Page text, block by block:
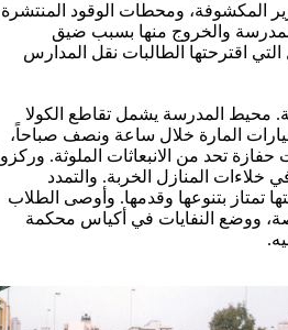
المكشوفة، ومحطات الوقود المنتشرة
المدرسة والخروج منها بسبب ضيق
اقترحتها الطالبات نقل المدارس
محيط المدرسة يشمل تقاطع الكولا
المارة خلال ساعة ونصف صباحاً،
500 سيارة، تبين لهم أن 213 منها مجهزة بمحولات حفازة تحد من الانبعاثات الملوثة. وركزوا
خلاءات المنازل الخربة. والتمدد
تمتاز بتنوعها وقدمها. وأوصى الطلاب
ووضع النفايات في أكياس محكمة